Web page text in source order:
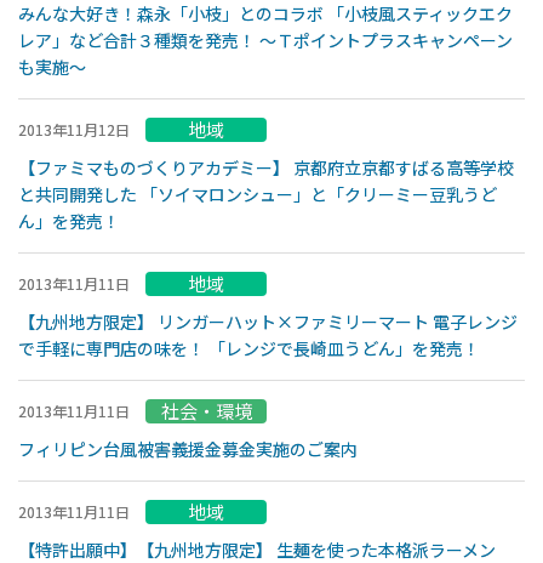
みんな大好き！森永「小枝」とのコラボ 「小枝風スティックエク
レア」など合計３種類を発売！ 〜Ｔポイントプラスキャンペーン
も実施〜
2013年11月12日 地域
【ファミマものづくりアカデミー】 京都府立京都すばる高等学校
と共同開発した 「ソイマロンシュー」と「クリーミー豆乳うど
ん」を発売！
2013年11月11日 地域
【九州地方限定】 リンガーハット×ファミリーマート 電子レンジ
で手軽に専門店の味を！ 「レンジで長崎皿うどん」を発売！
2013年11月11日 社会・環境
フィリピン台風被害義援金募金実施のご案内
2013年11月11日 地域
【特許出願中】【九州地方限定】 生麺を使った本格派ラーメン